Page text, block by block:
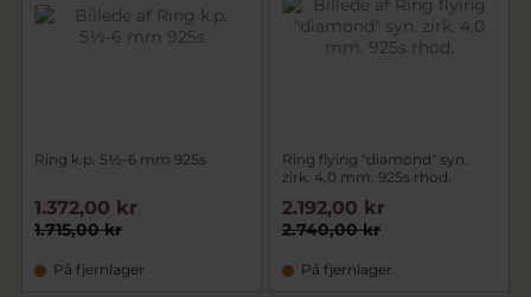
Ring k.p. 5½-6 mm 925s
1.715,00 kr
1.372,00 kr
På fjernlager
Ring flying "diamond" syn.
zirk. 4,0 mm. 925s rhod.
2.740,00 kr
2.192,00 kr
På fjernlager